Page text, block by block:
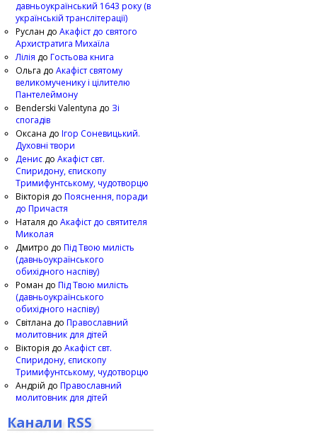
давньоукраїнський 1643 року (в
українській транслітерації)
Руслан до Акафіст до святого
Архистратига Михаїла
Лілія до Гостьова книга
Ольга до Акафіст святому
великомученику і цілителю
Пантелеймону
Benderski Valentyna до Зі
спогадів
Оксана до Ігор Соневицький.
Духовні твори
Денис до Акафіст свт.
Спиридону, єпископу
Тримифунтському, чудотворцю
Вікторія до Пояснення, поради
до Причастя
Наталя до Акафіст до святителя
Миколая
Дмитро до Під Твою милість
(давньоукраїнського
обихідного наспіву)
Роман до Під Твою милість
(давньоукраїнського
обихідного наспіву)
Світлана до Православний
молитовник для дітей
Вікторія до Акафіст свт.
Спиридону, єпископу
Тримифунтському, чудотворцю
Андрій до Православний
молитовник для дітей
Канали RSS